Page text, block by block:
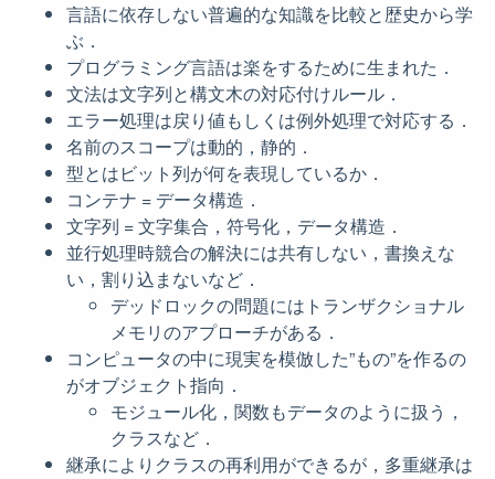
言語に依存しない普遍的な知識を比較と歴史から学
ぶ．
プログラミング言語は楽をするために生まれた．
文法は文字列と構文木の対応付けルール．
エラー処理は戻り値もしくは例外処理で対応する．
名前のスコープは動的，静的．
型とはビット列が何を表現しているか．
コンテナ = データ構造．
文字列 = 文字集合，符号化，データ構造．
並行処理時競合の解決には共有しない，書換えな
い，割り込まないなど．
デッドロックの問題にはトランザクショナル
メモリのアプローチがある．
コンピュータの中に現実を模倣した”もの”を作るの
がオブジェクト指向．
モジュール化，関数もデータのように扱う，
クラスなど．
継承によりクラスの再利用ができるが，多重継承は